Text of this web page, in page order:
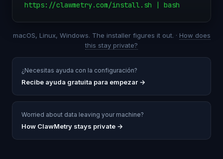
https://clawmetry.com/install.sh | bash
macOS, Linux, Windows. The installer figures it out. · How does
this stay private?
¿Necesitas ayuda con la configuración?
Recibe ayuda gratuita para empezar →
Worried about data leaving your machine?
How ClawMetry stays private →